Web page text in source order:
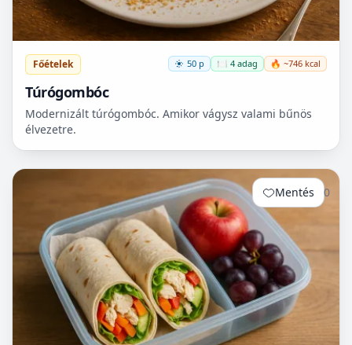
Főételek 50 p 🍽️ 4 adag 🔥 ~746 kcal
Túrógombóc
Modernizált túrógombóc. Amikor vágysz valami bűnös
élvezetre.
Mentés 0